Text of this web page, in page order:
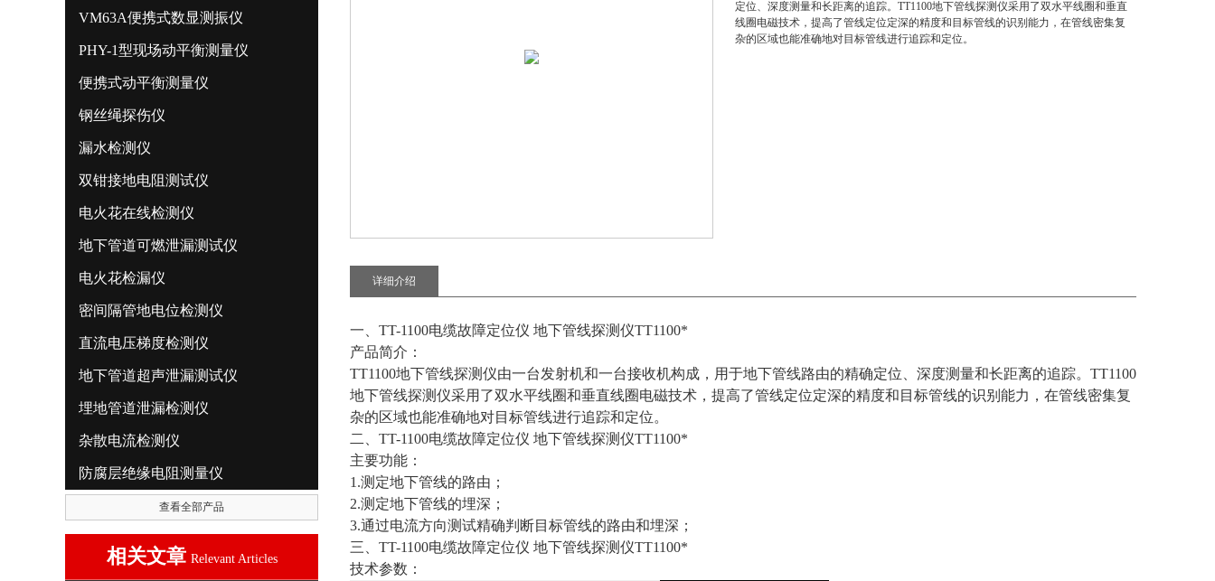
VM63A便携式数显测振仪
PHY-1型现场动平衡测量仪
便携式动平衡测量仪
钢丝绳探伤仪
漏水检测仪
双钳接地电阻测试仪
电火花在线检测仪
地下管道可燃泄漏测试仪
电火花检漏仪
密间隔管地电位检测仪
直流电压梯度检测仪
地下管道超声泄漏测试仪
埋地管道泄漏检测仪
杂散电流检测仪
防腐层绝缘电阻测量仪
查看全部产品
相关文章 Relevant Articles
定位、深度测量和长距离的追踪。TT1100地下管线探测仪采用了双水平线圈和垂直
线圈电磁技术，提高了管线定位定深的精度和目标管线的识别能力，在管线密集复
杂的区域也能准确地对目标管线进行追踪和定位。
详细介绍
一、TT-1100电缆故障定位仪 地下管线探测仪TT1100*
产品简介：
TT1100地下管线探测仪由一台发射机和一台接收机构成，用于地下管线路由的精确定位、深度测量和长距离的追踪。TT1100
地下管线探测仪采用了双水平线圈和垂直线圈电磁技术，提高了管线定位定深的精度和目标管线的识别能力，在管线密集复
杂的区域也能准确地对目标管线进行追踪和定位。
二、TT-1100电缆故障定位仪 地下管线探测仪TT1100*
主要功能：
1.测定地下管线的路由；
2.测定地下管线的埋深；
3.通过电流方向测试精确判断目标管线的路由和埋深；
三、TT-1100电缆故障定位仪 地下管线探测仪TT1100*
技术参数：